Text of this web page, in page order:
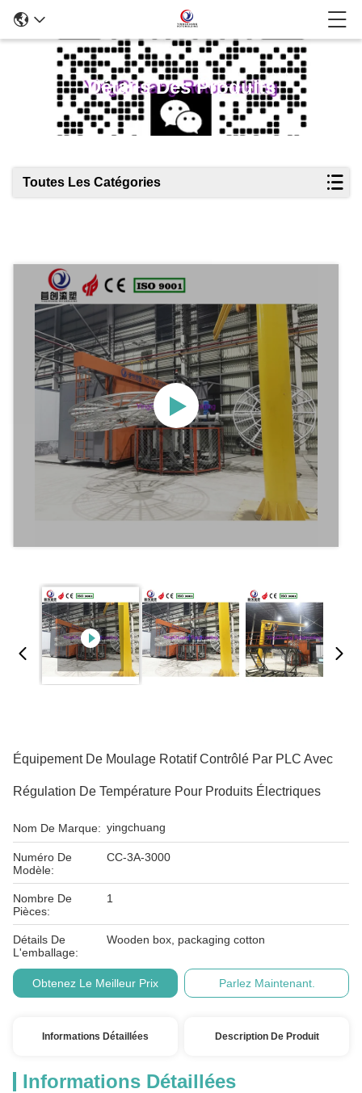
Détails Des Produits
Toutes Les Catégories
Équipement De Moulage Rotatif Contrôlé Par PLC Avec
Régulation De Température Pour Produits Électriques
Nom De Marque: yingchuang
Numéro De
Modèle:
CC-3A-3000
Nombre De
Pièces:
1
Détails De
L'emballage:
Wooden box, packaging cotton
Obtenez Le Meilleur Prix Parlez Maintenant.
Informations Détaillées Description De Produit
Informations Détaillées